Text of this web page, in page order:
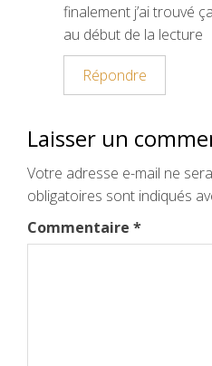
finalement j’ai trouvé
au début de la lecture
Répondre
Laisser un
Votre adresse e-mail ne
obligatoires sont indiqués
Commentaire *